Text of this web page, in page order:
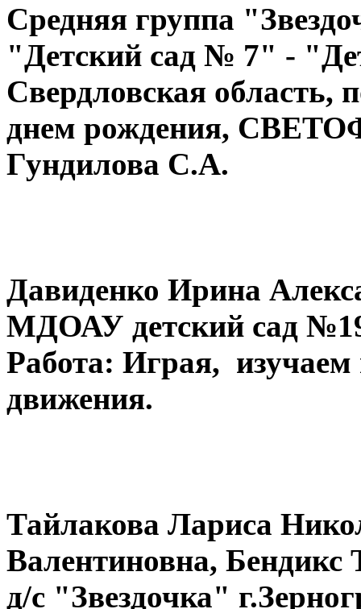
Cредняя группа
"Детский сад № 7" -
Свердловская
днем рождения,
Гундилова С.А.
Давиденко Ирина
МДОАУ детский сад
Работа: Играя,
движения.
Тайлакова Лариса
Валентиновна,
д/с "Звездочка"